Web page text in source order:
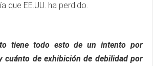
que EE.UU. ha perdido.
tiene todo esto de un intento por
cuánto de exhibición de debilidad por